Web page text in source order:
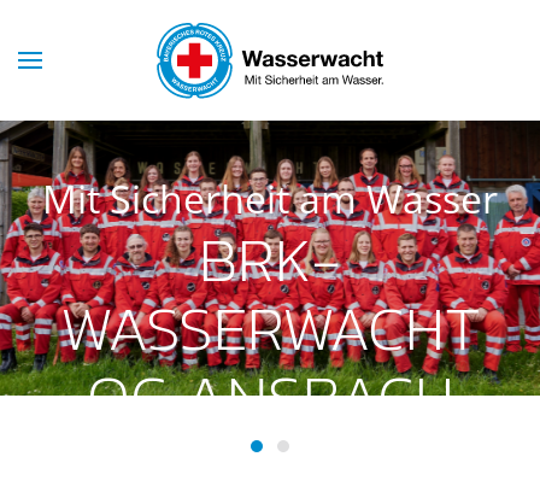
Skip to main content
Mit Sicherheit am Wasser
BRK-
WASSERWACHT
OG ANSBACH
BRK-Wasserwacht OG